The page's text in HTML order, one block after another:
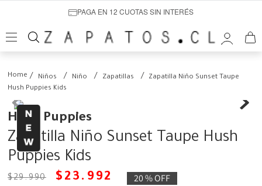
PAGA EN 12 CUOTAS SIN INTERÉS
Niños Niño Zapatillas
Zapatilla Niño Sunset Taupe
Hush Puppies Kids
Hush Puppies
Zapatilla Niño Sunset Taupe Hush
Puppies Kids
$29.990 $ 23 . 992 20 %OFF